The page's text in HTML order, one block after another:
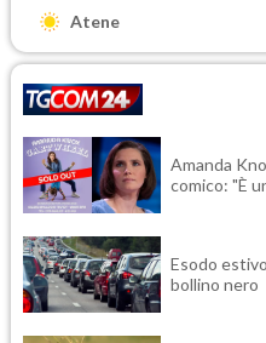
Atene
Amanda
comico: "È
Esodo
bollino nero